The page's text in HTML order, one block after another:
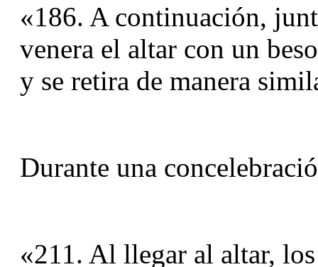
«186. A continuación,
venera el altar con un
y se retira de manera
Durante una
«211. Al llegar al altar,